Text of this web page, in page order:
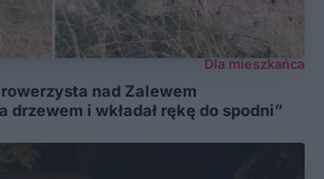
Dla mieszkańca
nad Zalewem
drzewem i wkładał rękę do spodni”